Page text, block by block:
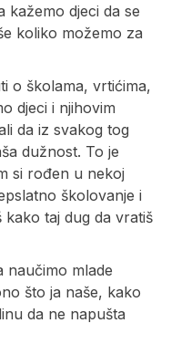
kažemo djeci da se
koliko možemo za
o školama, vrtićima,
djeci i njihovim
da iz svakog tog
dužnost. To je
si rođen u nekoj
školovanje i
taj dug da vratiš
naučimo mlade
što ja naše, kako
da ne napušta